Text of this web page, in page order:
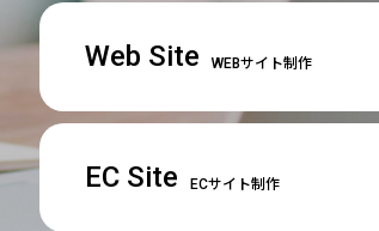
Web Site WEBサイト制作
EC Site ECサイト制作